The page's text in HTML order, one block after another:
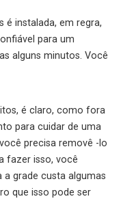
é instalada, em regra,
para um
alguns minutos. Você
é claro, como fora
para cuidar de uma
precisa removê -lo
fazer isso, você
a grade custa algumas
que isso pode ser